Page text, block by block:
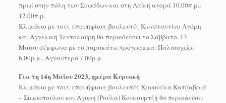
πρωί στην πόλη των Σοφάδων και στη Λαϊκή αγορά 10.00π.μ.-
12.00π.μ.
Κλιμάκιο με τους υποψηφίους βουλευτές Κωνσταντίνο Αγόρη
και Αγγελική Τεντολούρη θα περιοδεύσει το Σάββατο, 13
Μαΐου σύμφωνα με το παρακάτω πρόγραμμα: Παλαιοχώρι
6.00μ.μ., Αγναντερό 7.00μ.μ.
Για τη 14η Μαΐου 2023, ημέρα Κυριακή
Κλιμάκιο με τους υποψήφιους βουλευτές Χρυσούλα Κατσαβριά
– Σιωροπούλου και Αγορή (Ρούλα) Κουκουμτζή θα περιοδεύσει